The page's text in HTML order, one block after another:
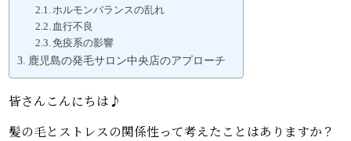
ホルモンバランスの乱れ
血行不良
免疫系の影響
鹿児島の発毛サロン中央店のアプローチ
皆さんこんにちは♪
髪の毛とストレスの関係性って考えたことはありますか？